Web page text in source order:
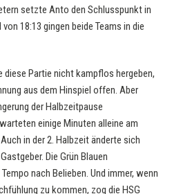
setzte Anto den Schlusspunkt in
18:13 gingen beide Teams in die
diese Partie nicht kampflos hergeben,
aus dem Hinspiel offen. Aber
der Halbzeitpause
einige Minuten alleine am
in der 2. Halbzeit änderte sich
Die Grün Blauen
nach Belieben. Und immer, wenn
zu kommen, zog die HSG